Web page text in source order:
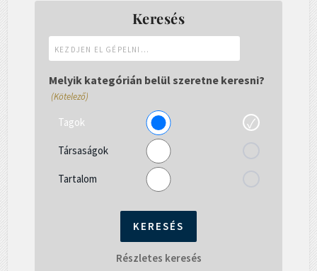
Keresés
el
gépelni...
Melyik kategórián belül szeretne keresni?
(Kötelező)
Tagok
Társaságok
Tartalom
Részletes keresés